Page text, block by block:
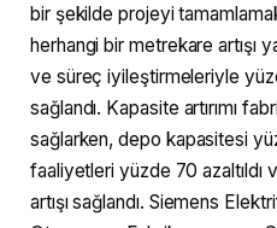
bir şekilde projeyi
herhangi bir metrekare artışı
ve süreç iyileştirmeleriyle
sağlandı. Kapasite artırımı
sağlarken, depo kapasitesi
faaliyetleri yüzde 70 azaltıldı
artışı sağlandı. Siemens